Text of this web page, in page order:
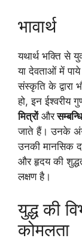
भावार्थ
यथार्थ भक्ति से
या देवताओं में
संस्कृति के द्वारा
हो, इन ईश्वरीय
मित्रोंऔर
जाते हैं। उनके
उनकी मानसिक
और हृदय की
लक्षण है।
युद्ध की
कोमलता